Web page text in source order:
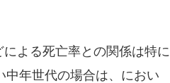
よる死亡率との関係は特に
年世代の場合は、におい